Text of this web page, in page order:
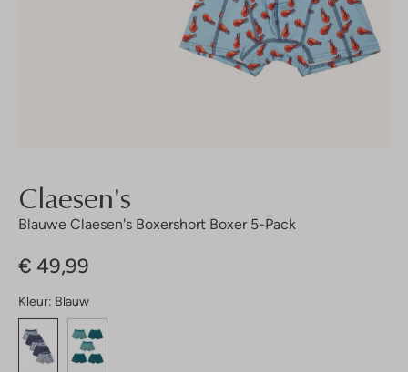
Claesen's
Blauwe Claesen's Boxershort Boxer 5-Pack
€ 49,99
Kleur: Blauw